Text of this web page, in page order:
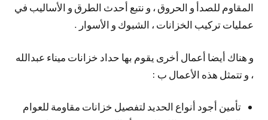
المقاوم للصدأ و الحروق ، و نتبع أحدث الطرق و الأساليب في
عمليات تركيب الخزانات ، الشبوك و الأسوار .
و هناك أيضا أعمال أخرى يقوم بها حداد خزانات ميناء عبدالله
، و تتمثل هذه الأعمال ب :
تأمين أجود أنواع الحديد لتفصيل خزانات مقاومة للعوام